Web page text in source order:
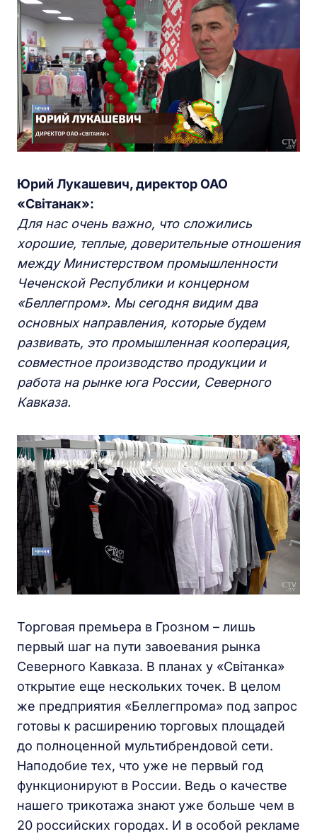
Юрий Лукашевич, директор ОАО
«Свiтанaк»:
Для нас очень важно, что сложились
хорошие, теплые, доверительные отношения
между Министерством промышленности
Чеченской Республики и концерном
«Беллегпром». Мы сегодня видим два
основных направления, которые будем
развивать, это промышленная кооперация,
совместное производство продукции и
работа на рынке юга России, Северного
Кавказа.
Торговая премьера в Грозном – лишь
первый шаг на пути завоевания рынка
Северного Кавказа. В планах у «Свiтанка»
открытие еще нескольких точек. В целом
же предприятия «Беллегпрома» под запрос
готовы к расширению торговых площадей
до полноценной мультибрендовой сети.
Наподобие тех, что уже не первый год
функционируют в России. Ведь о качестве
нашего трикотажа знают уже больше чем в
20 российских городах. И в особой рекламе